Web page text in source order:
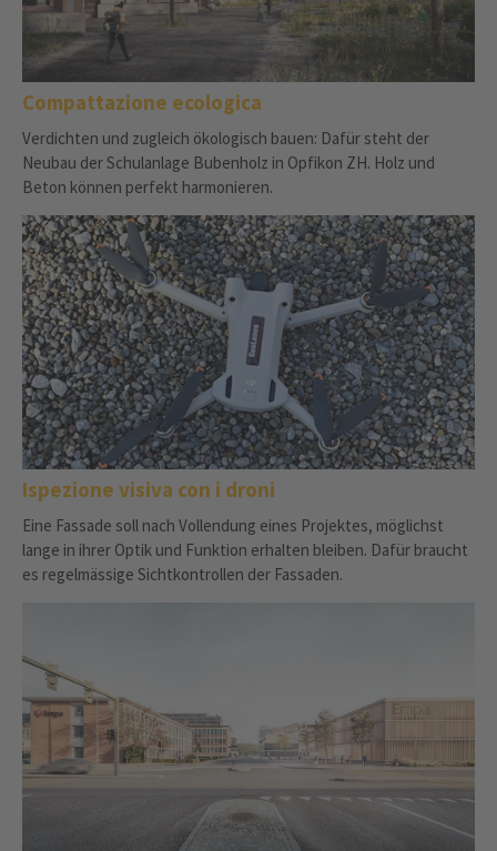
Compattazione ecologica
Verdichten und zugleich ökologisch bauen: Dafür steht der
Neubau der Schulanlage Bubenholz in Opfikon ZH. Holz und
Beton können perfekt harmonieren.
Ispezione visiva con i droni
Eine Fassade soll nach Vollendung eines Projektes, möglichst
lange in ihrer Optik und Funktion erhalten bleiben. Dafür braucht
es regelmässige Sichtkontrollen der Fassaden.